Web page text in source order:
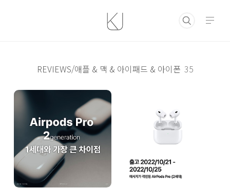
REVIEWS/애플 & 맥 & 아이패드 & 아이폰 35